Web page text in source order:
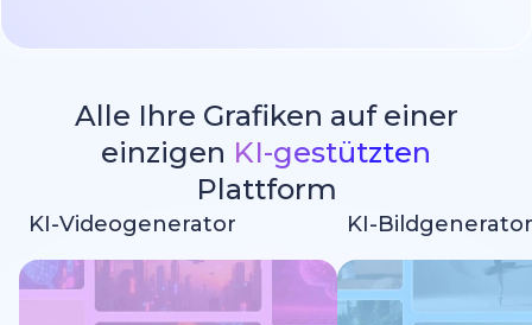
Alle Ihre Grafiken auf einer
einzigen KI-gestützten
Plattform
KI-Videogenerator KI-Bildgenerator